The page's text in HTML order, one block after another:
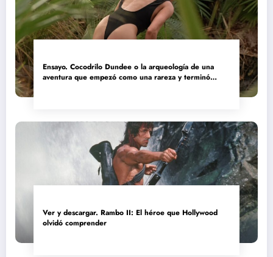
Ensayo. Cocodrilo Dundee o la arqueología de una
aventura que empezó como una rareza y terminó
Ver y descargar. Rambo II: El héroe que Hollywood
olvidó comprender